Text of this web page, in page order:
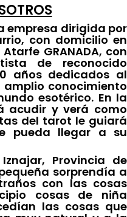
empresa dirigida por
con domicilio en
GRANADA, con
de reconocido
años dedicados al
conocimiento
esotérico. En la
acudir y verá como
del tarot le guiará
pueda llegar a su
Provincia de
sorprendía a
con las cosas
cosas de niña
las cosas que